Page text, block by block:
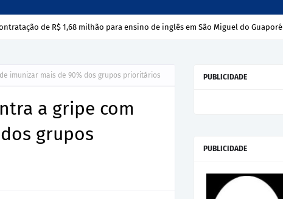
de R$ 1,68 milhão para ensino de inglês em São Miguel do Guaporé
imunizar mais de 90% dos grupos prioritários
a gripe com
grupos
PUBLICIDADE
PUBLICIDADE